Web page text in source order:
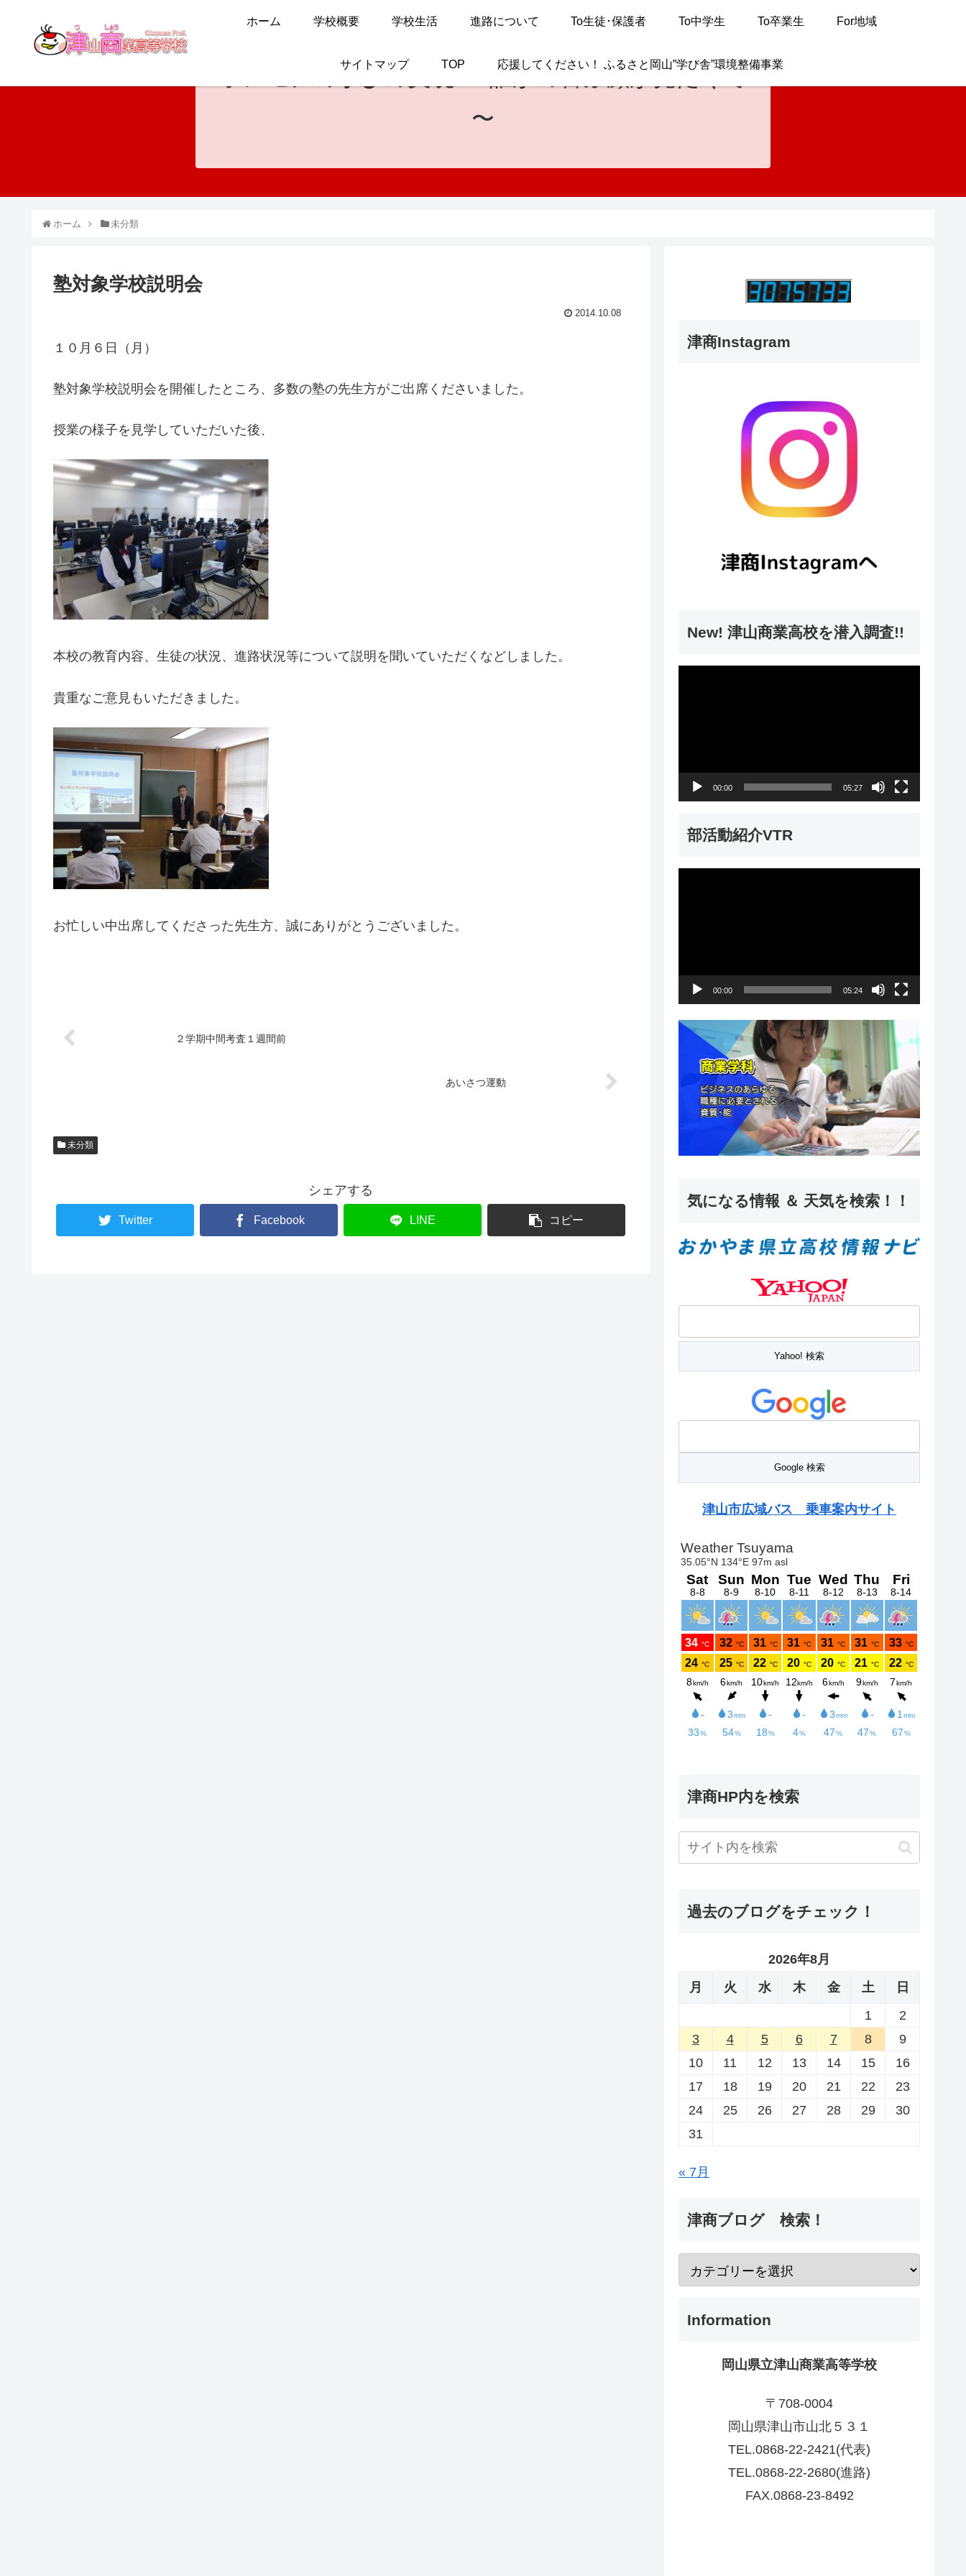
ホーム 学校概要 学校生活 進路について To生徒･保護者 To中学生 To卒業生 For地域
サイトマップ TOP 応援してください！ ふるさと岡山”学び舎”環境整備事業
ホンモノの学びの実現
〜 誰かの喜ぶ顔が見たくて
〜
ホーム 未分類
塾対象学校説明会
2014.10.08
１０月６日（月）
塾対象学校説明会を開催したところ、多数の塾の先生方がご出席くださいました。
授業の様子を見学していただいた後、
本校の教育内容、生徒の状況、進路状況等について説明を聞いていただくなどしました。
貴重なご意見もいただきました。
お忙しい中出席してくださった先生方、誠にありがとうございました。
２学期中間考査１週間前
あいさつ運動
未分類
シェアする
Twitter Facebook LINE コピー
津商Instagram
New! 津山商業高校を潜入調査!!
00:00 05:27
部活動紹介VTR
ー
00:00 05:24
気になる情報 ＆ 天気を検索！！
津山市広域バス 乗車案内サイト
津商HP内を検索
過去のブログをチェック！
2026年8月
月
火 水 木 金 土
日
1
2
3
4 5 6 7 8
9
10
11 12 13 14 15
16
17
18 19 20 21 22
23
24
25 26 27 28 29
30
31
« 7月
津商ブログ 検索！
Information
岡山県立津山商業高等学校
〒708-0004
岡山県津山市山北５３１
TEL.0868-22-2421(代表)
TEL.0868-22-2680(進路)
FAX.0868-23-8492